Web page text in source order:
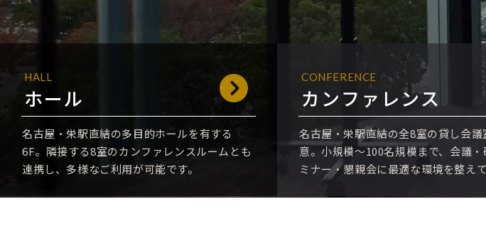
HALL
ホール
名古屋・栄駅直結の多目的ホールを有する
6F。隣接する8室のカンファレンスルームとも
連携し、多様なご利用が可能です。
CONFERENCE
カンファレンス
名古屋・栄駅直結の全8室の貸し会議
意。小規模～100名規模まで、会議
ミナー・懇親会に最適な環境を整えて